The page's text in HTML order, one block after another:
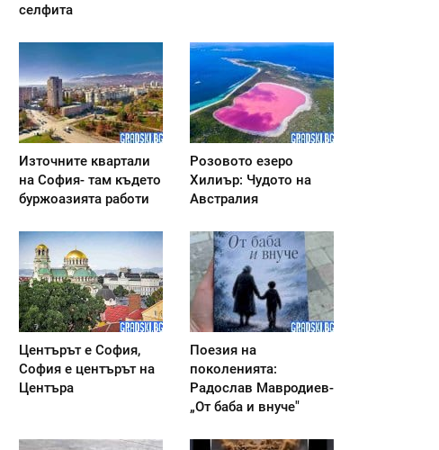
селфита
Източните квартали
на София- там където
буржоазията работи
Розовото езеро
Хилиър: Чудото на
Австралия
Центърът е София,
София е центърът на
Центъра
Поезия на
поколенията:
Радослав Мавродиев-
„От баба и внуче"